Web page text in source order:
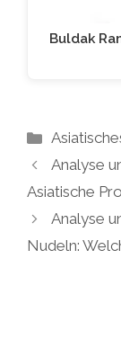
Buldak
Analyse
Asiatische
Analyse
Nudeln: